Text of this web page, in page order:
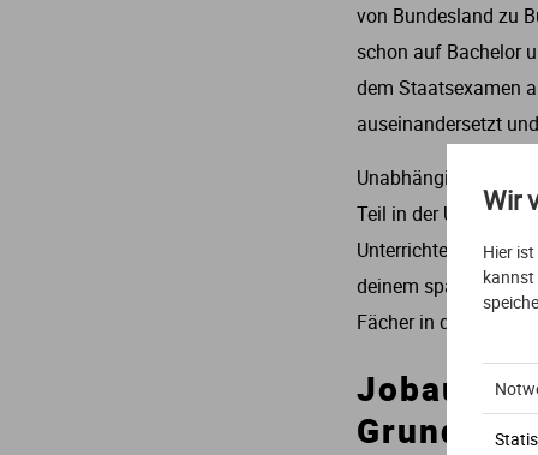
von Bundesland zu
schon auf Bachelor
dem Staatsexamen
auseinandersetzt
Unabhängig von der
Teil in der Uni ist es
Unterrichten zu
deinem späteren
Fächer in deiner
Wir
Hier
kannst